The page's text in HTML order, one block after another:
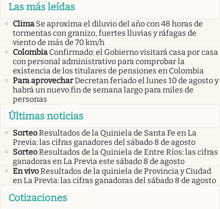
Las más leídas
Clima Se aproxima el diluvio del año con 48 horas de
tormentas con granizo, fuertes lluvias y ráfagas de
viento de más de 70 km/h
Colombia Confirmado: el Gobierno visitará casa por casa
con personal administrativo para comprobar la
existencia de los titulares de pensiones en Colombia
Para aprovecharDecretan feriado el lunes 10 de agosto y
habrá un nuevo fin de semana largo para miles de
personas
Últimas noticias
SorteoResultados de la Quiniela de Santa Fe en La
Previa: las cifras ganadores del sábado 8 de agosto
SorteoResultados de la Quiniela de Entre Ríos: las cifras
ganadoras en La Previa este sábado 8 de agosto
En vivoResultados de la quiniela de Provincia y Ciudad
en La Previa: las cifras ganadoras del sábado 8 de agosto
Cotizaciones